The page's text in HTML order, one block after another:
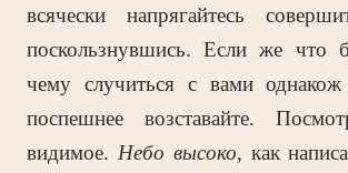
всячески напрягайтесь
поскользнувшись. Если же что
чему случиться с вами
поспешнее возставайте.
видимое. Небо высоко, как